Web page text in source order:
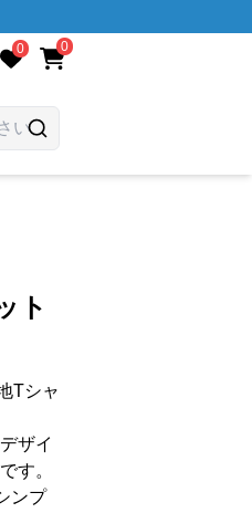
0 0
ト
Tシャ
ザイ
す。
ンプ